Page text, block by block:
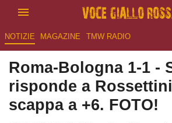
NOTIZIE MAGAZINE TMW RADIO
Roma-Bologna 1-1 -
risponde a
scappa a +6. FOTO!